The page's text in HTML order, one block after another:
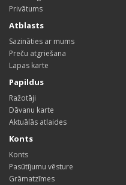
Privātums
Atblasts
Sazināties ar mums
Preču atgriešana
Lapas karte
Papildus
Ražotāji
Dāvanu karte
Aktuālās atlaides
Konts
Konts
Pasūtījumu vēsture
Grāmatzīmes